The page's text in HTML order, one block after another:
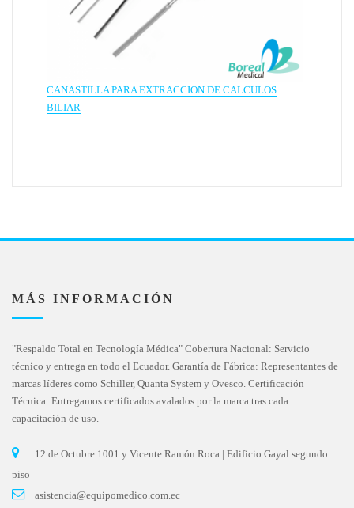
CANASTILLA PARA EXTRACCION DE CALCULOS
BILIAR
MÁS INFORMACIÓN
"Respaldo Total en Tecnología Médica" Cobertura Nacional: Servicio
técnico y entrega en todo el Ecuador. Garantía de Fábrica: Representantes de
marcas líderes como Schiller, Quanta System y Ovesco. Certificación
Técnica: Entregamos certificados avalados por la marca tras cada
capacitación de uso.
12 de Octubre 1001 y Vicente Ramón Roca | Edificio Gayal segundo
piso
asistencia@equipomedico.com.ec